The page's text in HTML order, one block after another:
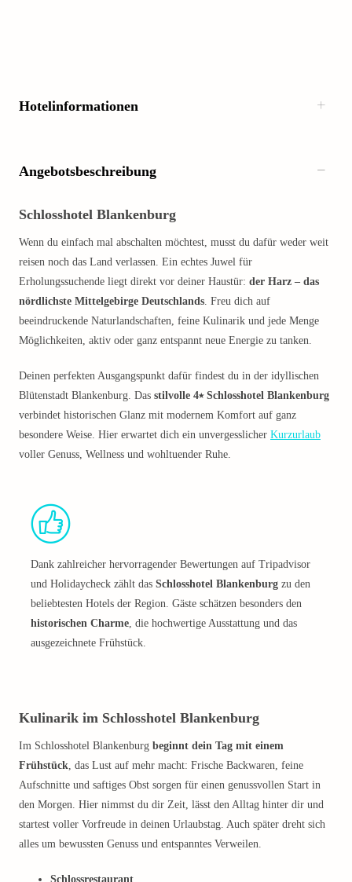
Hotelinformationen
Angebotsbeschreibung
Schlosshotel Blankenburg
Wenn du einfach mal abschalten möchtest, musst du dafür weder weit
reisen noch das Land verlassen. Ein echtes Juwel für
Erholungssuchende liegt direkt vor deiner Haustür: der Harz – das
nördlichste Mittelgebirge Deutschlands. Freu dich auf
beeindruckende Naturlandschaften, feine Kulinarik und jede Menge
Möglichkeiten, aktiv oder ganz entspannt neue Energie zu tanken.
Deinen perfekten Ausgangspunkt dafür findest du in der idyllischen
Blütenstadt Blankenburg. Das stilvolle 4⭑ Schlosshotel Blankenburg
verbindet historischen Glanz mit modernem Komfort auf ganz
besondere Weise. Hier erwartet dich ein unvergesslicher Kurzurlaub
voller Genuss, Wellness und wohltuender Ruhe.
Dank zahlreicher hervorragender Bewertungen auf Tripadvisor
und Holidaycheck zählt das Schlosshotel Blankenburg zu den
beliebtesten Hotels der Region. Gäste schätzen besonders den
historischen Charme, die hochwertige Ausstattung und das
ausgezeichnete Frühstück.
Kulinarik im Schlosshotel Blankenburg
Im Schlosshotel Blankenburg beginnt dein Tag mit einem
Frühstück, das Lust auf mehr macht: Frische Backwaren, feine
Aufschnitte und saftiges Obst sorgen für einen genussvollen Start in
den Morgen. Hier nimmst du dir Zeit, lässt den Alltag hinter dir und
startest voller Vorfreude in deinen Urlaubstag. Auch später dreht sich
alles um bewussten Genuss und entspanntes Verweilen.
Schlossrestaurant